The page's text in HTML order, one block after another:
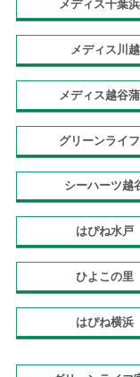
メディス千葉
メディス川越
メディス越谷
グリーンライ
シーハーツ越
はぴね水戸
ひよこの里
はぴね横浜